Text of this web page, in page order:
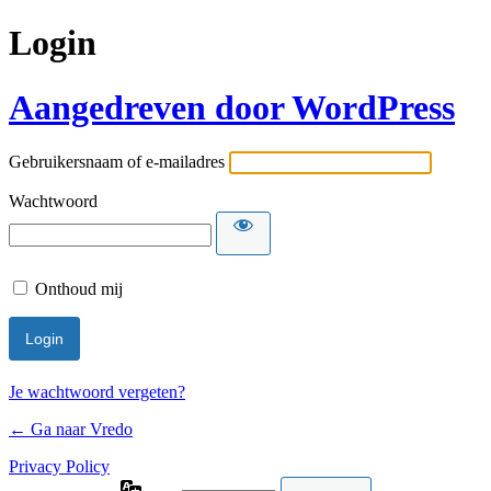
Login
Aangedreven door WordPress
Gebruikersnaam of e-mailadres
Wachtwoord
Onthoud mij
Je wachtwoord vergeten?
← Ga naar Vredo
Privacy Policy